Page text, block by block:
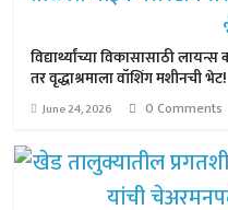
विद्यार्थ्यांच्या विकासासाठी
तर वृद्धाश्रमाला वॉशिंग मशीनची भेट!
June 24, 2026 0 Comments